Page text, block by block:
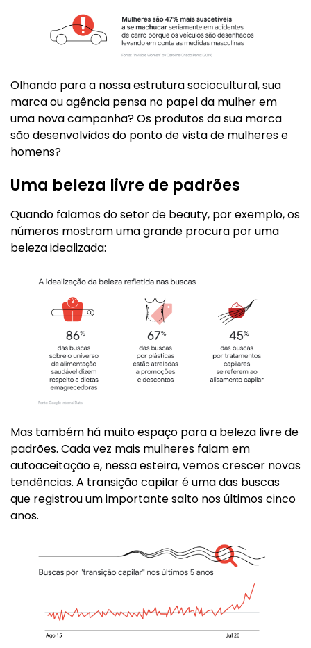
Olhando para a nossa estrutura sociocultural, sua
marca ou agência pensa no papel da mulher em
uma nova campanha? Os produtos da sua marca
são desenvolvidos do ponto de vista de mulheres e
homens?
Uma beleza livre de padrões
Quando falamos do setor de beauty, por exemplo, os
números mostram uma grande procura por uma
beleza idealizada:
Mas também há muito espaço para a beleza livre de
padrões. Cada vez mais mulheres falam em
autoaceitação e, nessa esteira, vemos crescer novas
tendências. A transição capilar é uma das buscas
que registrou um importante salto nos últimos cinco
anos.